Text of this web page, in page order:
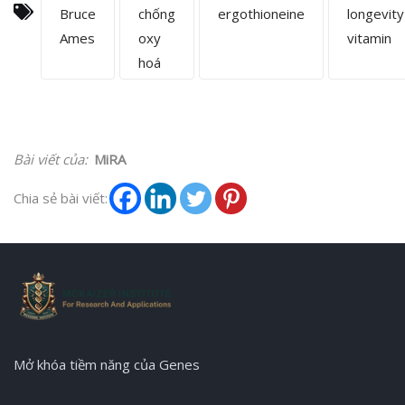
Bruce
Ames
chống
oxy
hoá
ergothioneine
longevity
vitamin
Bài viết của: MiRA
Chia sẻ bài viết:
Mở khóa tiềm năng của Genes